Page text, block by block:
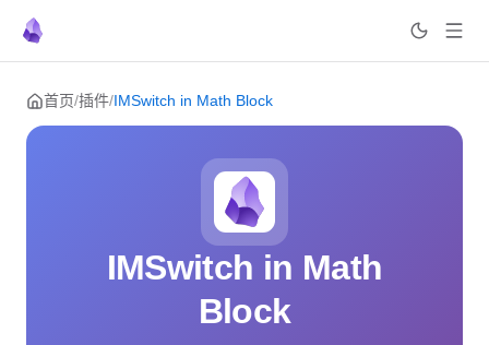
Skip to content
首页/插件/IMSwitch in Math Block
IMSwitch in Math
Block